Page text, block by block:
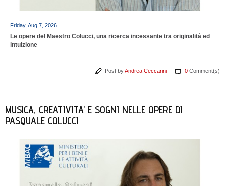
Friday, Aug 7, 2026
Le opere del Maestro Colucci, una ricerca incessante tra originalità ed
intuizione
Post byAndrea Ceccarini 0 Comment(s)
MUSICA, CREATIVITA’ E SOGNI NELLE OPERE DI
PASQUALE COLUCCI